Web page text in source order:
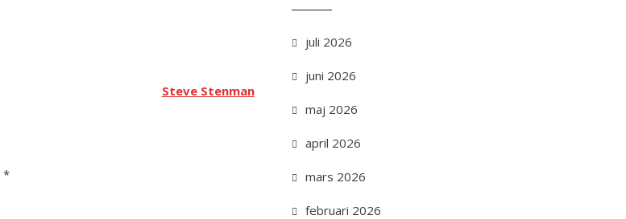
Steve Stenman
*
juli 2026
juni 2026
maj 2026
april 2026
mars 2026
februari 2026